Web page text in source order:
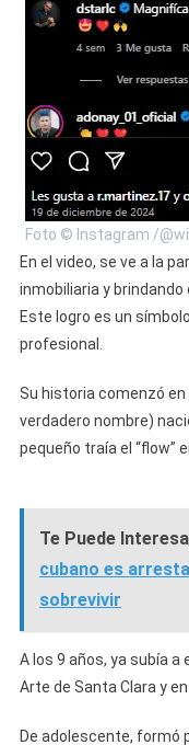
Foto © Instagram /
En el video, se ve a la
inmobiliaria y brindando
Este logro es un
profesional.
Su historia comenzó en
verdadero nombre)
pequeño traía el “flow”
Te Puede
cubano es
sobrevivir
A los 9 años, ya subía a
Arte de Santa Clara y
De adolescente, formó